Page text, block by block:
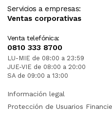
Servicios a empresas:
Ventas corporativas
Venta telefónica:
0810 333 8700
LU-MIE de 08:00 a 23:59
JUE-VIE de 08:00 a 20:00
SA de 09:00 a 13:00
Información legal
Protección de Usuarios